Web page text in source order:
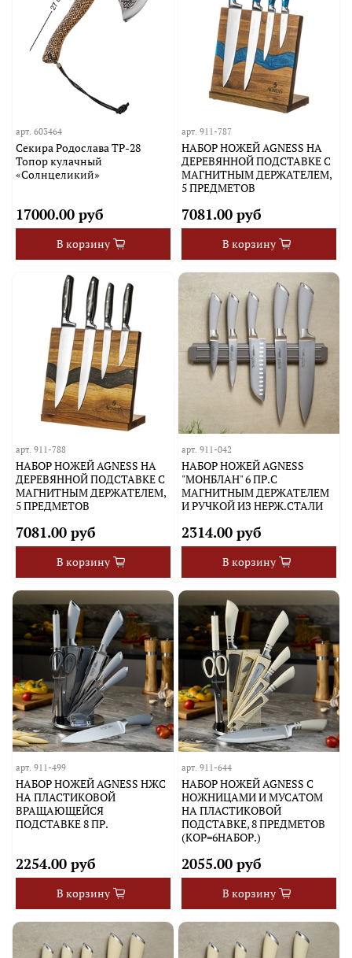
арт.603464
Секира Родослава TP-28
Топор кулачный
«Солнцеликий»
17000.00 руб
В корзину
арт. 911-787
НАБОР НОЖЕЙ AGNESS НА
ДЕРЕВЯННОЙ ПОДСТАВКЕ С
МАГНИТНЫМ ДЕРЖАТЕЛЕМ,
5 ПРЕДМЕТОВ
7081.00 руб
В корзину
арт.911-788
НАБОР НОЖЕЙ AGNESS НА
ДЕРЕВЯННОЙ ПОДСТАВКЕ С
МАГНИТНЫМ ДЕРЖАТЕЛЕМ,
5 ПРЕДМЕТОВ
7081.00 руб
В корзину
арт. 911-042
НАБОР НОЖЕЙ AGNESS
"МОНБЛАН" 6 ПР.С
МАГНИТНЫМ ДЕРЖАТЕЛЕМ
И РУЧКОЙ ИЗ НЕРЖ.СТАЛИ
2314.00 руб
В корзину
арт.911-499
НАБОР НОЖЕЙ AGNESS НЖС
НА ПЛАСТИКОВОЙ
ВРАЩАЮЩЕЙСЯ
ПОДСТАВКЕ 8 ПР.
2254.00 руб
В корзину
арт. 911-644
НАБОР НОЖЕЙ AGNESS С
НОЖНИЦАМИ И МУСАТОМ
НА ПЛАСТИКОВОЙ
ПОДСТАВКЕ, 8 ПРЕДМЕТОВ
(КОР=6НАБОР.)
2055.00 руб
В корзину